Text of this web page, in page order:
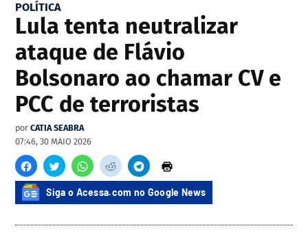
POLÍTICA
Lula tenta neutralizar
ataque de Flávio
Bolsonaro ao chamar CV e
PCC de terroristas
por CATIA SEABRA
07:46, 30 MAIO 2026
Siga o Acessa.com no Google News